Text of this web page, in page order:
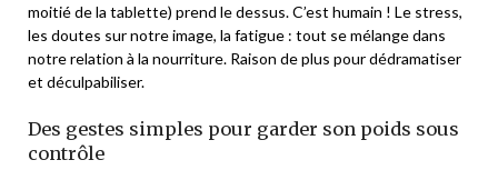
moitié de la tablette) prend le dessus. C’est humain ! Le stress,
les doutes sur notre image, la fatigue : tout se mélange dans
notre relation à la nourriture. Raison de plus pour dédramatiser
et déculpabiliser.
Des gestes simples pour garder son poids sous
contrôle